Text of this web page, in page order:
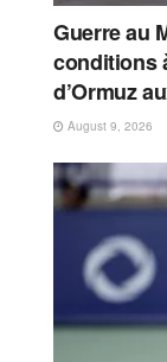
Guerre au
conditions
d’Ormuz
August 9, 2026